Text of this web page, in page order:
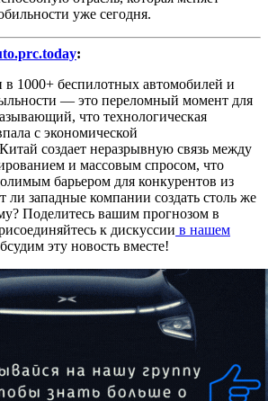
уже сегодня.
:
в 1000+ беспилотных автомобилей и
— это переломный момент для
что технологическая
с экономической
создает неразрывную связь между
и массовым спросом, что
барьером для конкурентов из
ли западные компании создать столь же
Поделитесь вашим прогнозом в
к дискуссии в нашем
эту новость вместе!